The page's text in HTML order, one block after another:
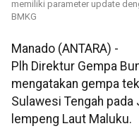
memiliki parameter update
BMKG
Manado (ANTARA) -
Plh Direktur Gempa
mengatakan gempa
Sulawesi Tengah
lempeng Laut Maluku.